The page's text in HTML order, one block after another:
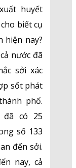
huyết
biết cụ
hiện nay?
nước đã
sởi xác
sốt phát
phố.
đã có 25
số 133
đến sởi.
nay, cả